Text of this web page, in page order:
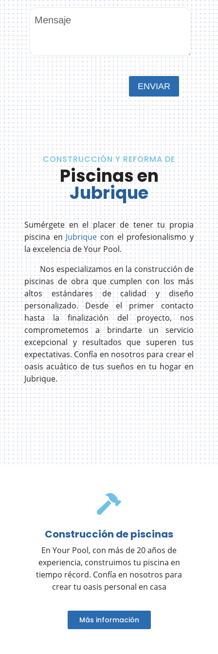
CONSTRUCCIÓN Y REFORMA DE
Piscinas en
Jubrique
Sumérgete en el placer de tener tu propia
piscina enJubrique con el profesionalismo y
la excelencia de Your Pool.
Nos especializamos en la construcción de
piscinas de obra que cumplen con los más
altos estándares de calidad y diseño
personalizado. Desde el primer contacto
hasta la finalización del proyecto, nos
comprometemos a brindarte un servicio
excepcional y resultados que superen tus
expectativas. Confía en nosotros para crear el
oasis acuático de tus sueños en tu hogar en
Jubrique.
Construcción de piscinas
En Your Pool, con más de 20 años de
experiencia, construimos tu piscina en
tiempo récord. Confía en nosotros para
crear tu oasis personal en casa
Más información